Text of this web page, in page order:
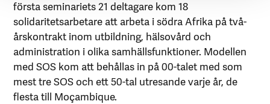
första seminariets 21 deltagare kom 18
solidaritetsarbetare att arbeta i södra Afrika på två-
årskontrakt inom utbildning, hälsovård och
administration i olika samhällsfunktioner. Modellen
med SOS kom att behållas in på 00-talet med som
mest tre SOS och ett 50-tal utresande varje år, de
flesta till Moçambique.